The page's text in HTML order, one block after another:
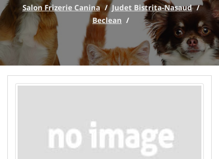
Salon Frizerie Canina / Judet Bistrita-Nasaud /
Beclean /